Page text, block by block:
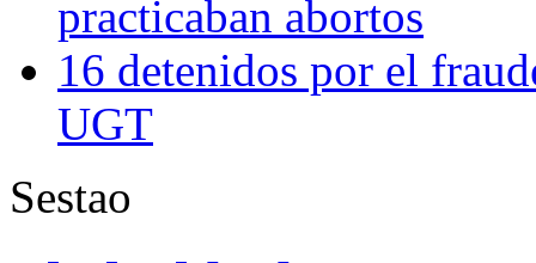
practicaban abortos
16 detenidos por el
UGT
Sestao